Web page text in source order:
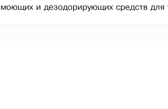
моющих и дезодорирующих средств для